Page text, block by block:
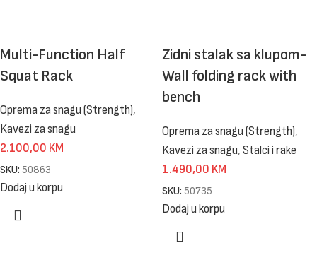
Multi-Function Half
Squat Rack
Oprema za snagu (Strength),
Kavezi za snagu
2.100,00 KM
SKU: 50863
Dodaj u korpu
Zidni stalak sa klupom-
Wall folding rack with
bench
Oprema za snagu (Strength),
Kavezi za snagu, Stalci i rake
1.490,00 KM
SKU: 50735
Dodaj u korpu